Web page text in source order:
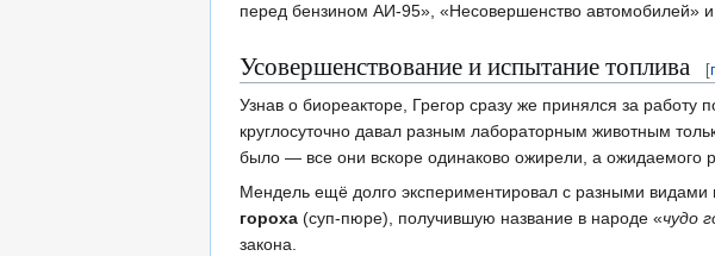
перед бензином АИ-95», «Несовершенство автомобилей»
Усовершенствование и испытание топлива [
Узнав о биореакторе, Грегор сразу же принялся за
круглосуточно давал разным лабораторным животным
было — все они вскоре одинаково ожирели, а ожидаемого
Мендель ещё долго экспериментировал с разными видами
гороха (суп-пюре), получившую название в народе «чудо
закона.